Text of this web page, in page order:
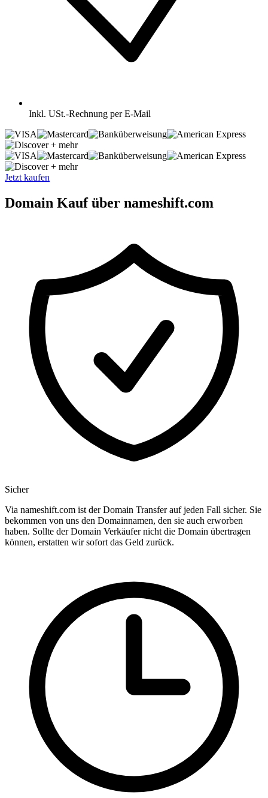
Inkl. USt.-Rechnung per E-Mail
+ mehr
+ mehr
Jetzt kaufen
Domain Kauf über nameshift.com
Sicher
Via nameshift.com ist der Domain Transfer auf jeden Fall sicher. Sie
bekommen von uns den Domainnamen, den sie auch erworben
haben. Sollte der Domain Verkäufer nicht die Domain übertragen
können, erstatten wir sofort das Geld zurück.